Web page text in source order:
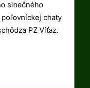
poľovníckej chaty
PZ Víťaz.